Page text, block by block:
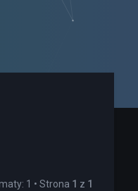
1 • Strona 1 z 1